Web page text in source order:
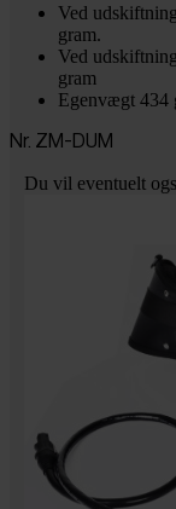
Ved
gram.
Ved
gram
Egenvægt 434
Nr. ZM-DUM
Du vil eventuelt